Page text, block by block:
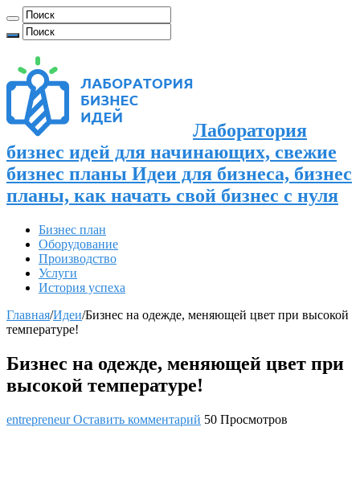
Лаборатория
бизнес идей для начинающих, свежие
бизнес планы Идеи для бизнеса, бизнес
планы, как начать свой бизнес с нуля
Бизнес план
Оборудование
Производство
Услуги
История успеха
Главная/Идеи/Бизнес на одежде, меняющей цвет при высокой
температуре!
Бизнес на одежде, меняющей цвет при
высокой температуре!
entrepreneurОставить комментарий 50 Просмотров